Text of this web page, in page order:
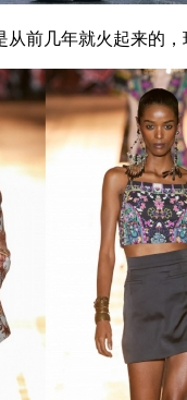
几年就火起来的，